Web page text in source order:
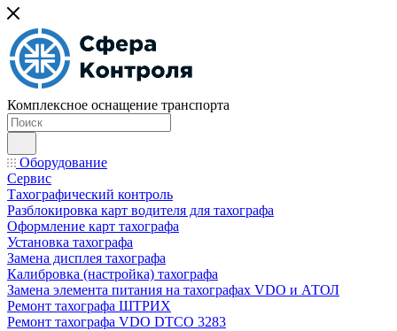
Комплексное оснащение транспорта
Оборудование
Сервис
Тахографический контроль
Разблокировка карт водителя для тахографа
Оформление карт тахографа
Установка тахографа
Замена дисплея тахографа
Калибровка (настройка) тахографа
Замена элемента питания на тахографах VDO и АТОЛ
Ремонт тахографа ШТРИХ
Ремонт тахографа VDO DTCO 3283